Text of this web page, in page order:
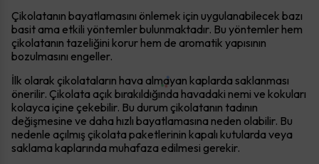
Çikolatanın bayatlamasını önlemek için uygulanabilecek bazı
basit ama etkili yöntemler bulunmaktadır. Bu yöntemler hem
çikolatanın tazeliğini korur hem de aromatik yapısının
bozulmasını engeller.
İlk olarak çikolataların hava almayan kaplarda saklanması
önerilir. Çikolata açık bırakıldığında havadaki nemi ve kokuları
kolayca içine çekebilir. Bu durum çikolatanın tadının
değişmesine ve daha hızlı bayatlamasına neden olabilir. Bu
nedenle açılmış çikolata paketlerinin kapalı kutularda veya
saklama kaplarında muhafaza edilmesi gerekir.